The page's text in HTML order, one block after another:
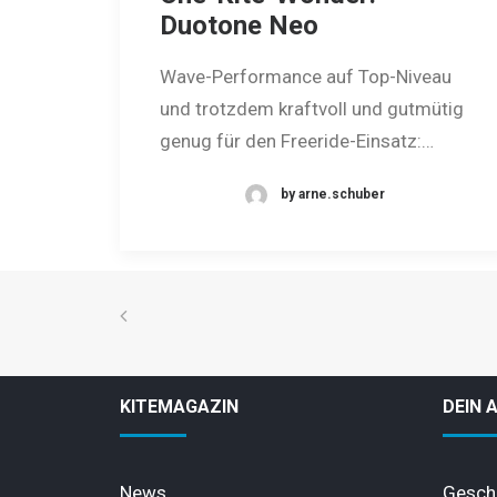
Duotone Neo
Wave-Performance auf Top-Niveau
und trotzdem kraftvoll und gutmütig
genug für den Freeride-Einsatz:…
by arne.schuber
KITEMAGAZIN
News
DEIN